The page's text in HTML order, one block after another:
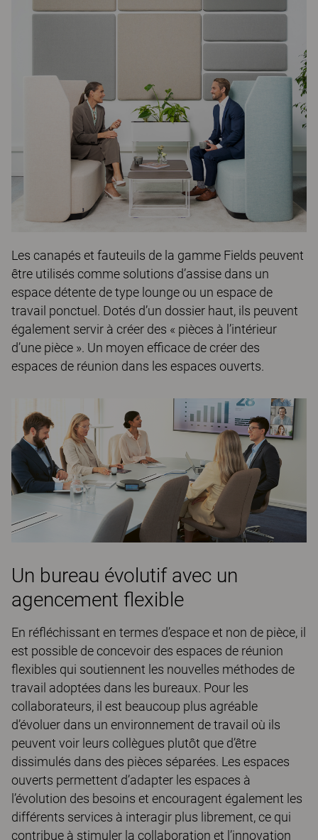
Les canapés et fauteuils de la gamme Fields peuvent
être utilisés comme solutions d’assise dans un
espace détente de type lounge ou un espace de
travail ponctuel. Dotés d’un dossier haut, ils peuvent
également servir à créer des « pièces à l’intérieur
d’une pièce ». Un moyen efficace de créer des
espaces de réunion dans les espaces ouverts.
Un bureau évolutif avec un
agencement flexible
En réfléchissant en termes d’espace et non de pièce, il
est possible de concevoir des espaces de réunion
flexibles qui soutiennent les nouvelles méthodes de
travail adoptées dans les bureaux. Pour les
collaborateurs, il est beaucoup plus agréable
d’évoluer dans un environnement de travail où ils
peuvent voir leurs collègues plutôt que d’être
dissimulés dans des pièces séparées. Les espaces
ouverts permettent d’adapter les espaces à
l’évolution des besoins et encouragent également les
différents services à interagir plus librement, ce qui
contribue à stimuler la collaboration et l’innovation